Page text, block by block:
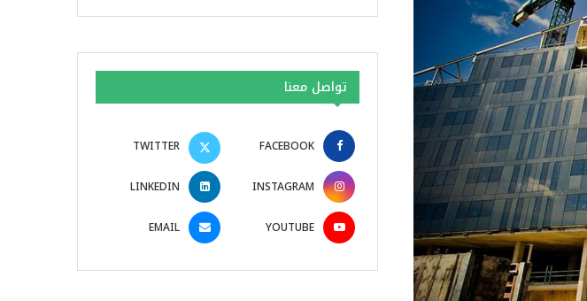
تواصل معنا
FACEBOOK
TWITTER
INSTAGRAM
LINKEDIN
YOUTUBE
EMAIL